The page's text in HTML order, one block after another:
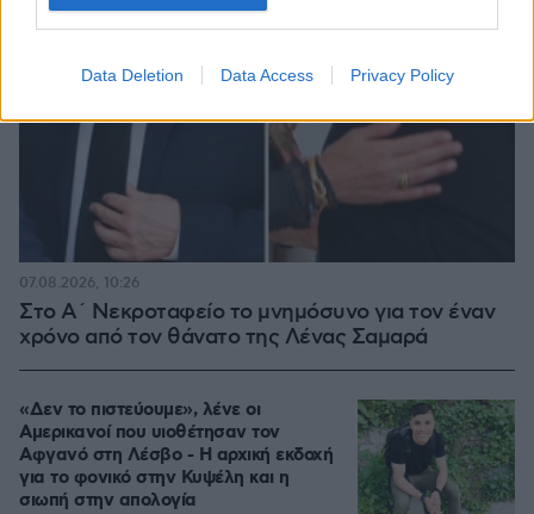
Data Deletion Data Access Privacy Policy
Στο Α΄ Νεκροταφείο το μνημόσυνο για τον έναν
χρόνο από τον θάνατο της Λένας Σαμαρά
07.08.2026, 10:26
«Δεν το πιστεύουμε», λένε οι
Αμερικανοί που υιοθέτησαν τον
Αφγανό στη Λέσβο - Η αρχική εκδοχή
για το φονικό στην Κυψέλη και η
σιωπή στην απολογία